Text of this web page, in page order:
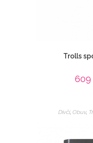
Trolls
609
Dívčí, Obuv,